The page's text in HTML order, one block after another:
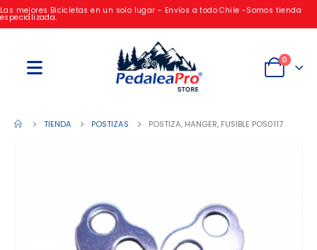
Las mejores Bicicletas en un solo lugar - Envíos a todo Chile -Somos tienda
especializada.
0
TIENDA POSTIZAS POSTIZA, HANGER, FUSIBLE POS0117